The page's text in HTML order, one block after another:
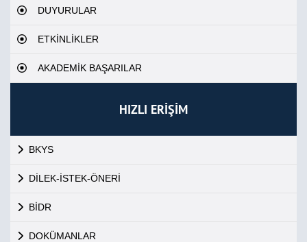
DUYURULAR
ETKİNLİKLER
AKADEMİK BAŞARILAR
HIZLI ERİŞİM
BKYS
DİLEK-İSTEK-ÖNERİ
BİDR
DOKÜMANLAR